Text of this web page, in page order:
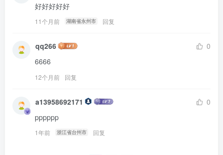
好好好好好
11个月前 湖南省永州市 回复
qq266
0
6666
12个月前 回复
a13958692171
0
pppppp
1年前 浙江省台州市 回复